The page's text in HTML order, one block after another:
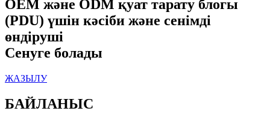
OEM және ODM қуат тарату блогы
(PDU) үшін кәсіби және сенімді
өндіруші
Сенуге болады
ЖАЗЫЛУ
БАЙЛАНЫС